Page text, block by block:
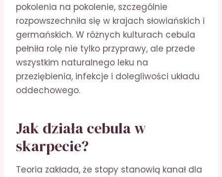
pokolenia na pokolenie, szczególnie
rozpowszechniła się w krajach słowiańskich i
germańskich. W różnych kulturach cebula
pełniła rolę nie tylko przyprawy, ale przede
wszystkim naturalnego leku na
przeziębienia, infekcje i dolegliwości układu
oddechowego.
Jak działa cebula w
skarpecie?
Teoria zakłada, że stopy stanowią kanał dla